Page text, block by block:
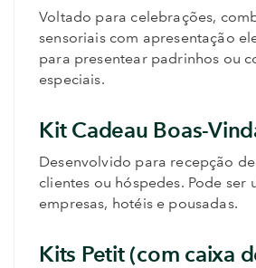
Voltado para celebrações,
sensoriais com apresentação
para presentear padrinhos ou
especiais.
Kit Cadeau Boas-
Desenvolvido para recepção
clientes ou hóspedes. Pode ser
empresas, hotéis e pousadas.
Kits Petit (com caixa